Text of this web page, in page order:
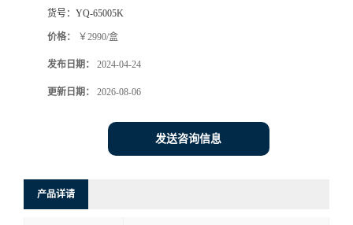
货号： YQ-65005K
价格： ￥2990/盒
发布日期： 2024-04-24
更新日期： 2026-08-06
发送咨询信息
产品详请